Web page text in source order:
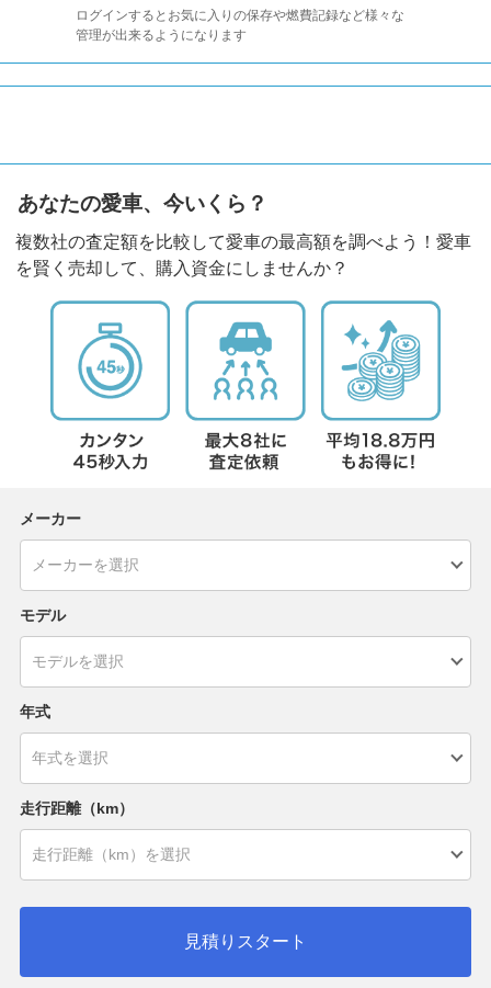
ログインするとお気に入りの保存や燃費記録など様々な
管理が出来るようになります
あなたの愛車、今いくら？
複数社の査定額を比較して愛車の最高額を調べよう！愛車
を賢く売却して、購入資金にしませんか？
メーカー
モデル
年式
走行距離（km）
見積りスタート